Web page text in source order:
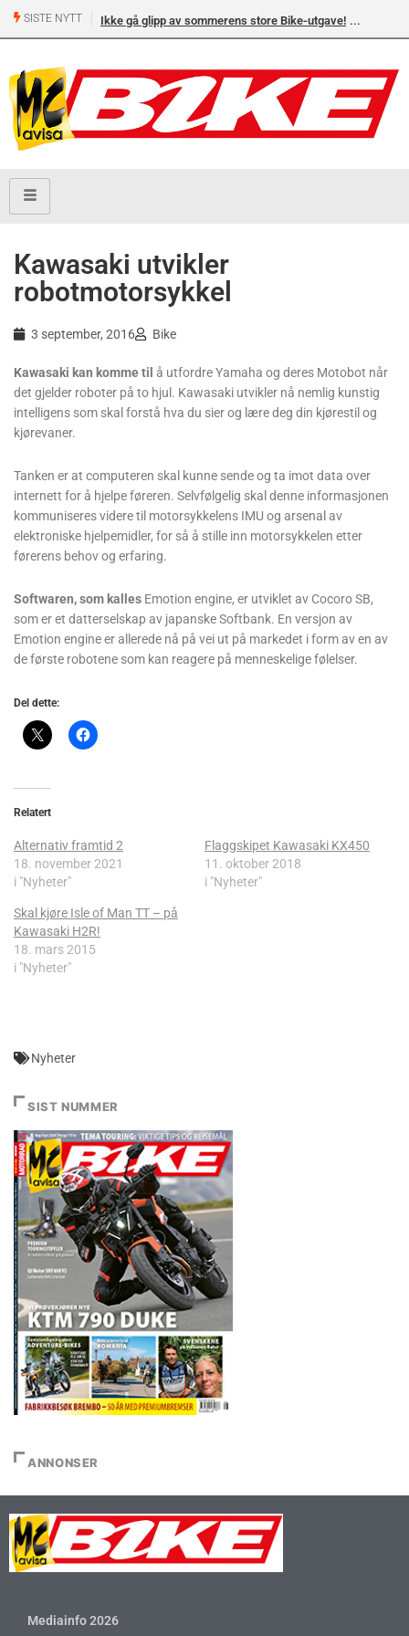
SISTE NYTT Ikke gå glipp av sommerens store Bike-utgave!
Kawasaki utvikler
robotmotorsykkel
3 september, 2016 Bike
Kawasaki kan komme til å utfordre Yamaha og deres Motobot når
det gjelder roboter på to hjul. Kawasaki utvikler nå nemlig kunstig
intelligens som skal forstå hva du sier og lære deg din kjørestil og
kjørevaner.
Tanken er at computeren skal kunne sende og ta imot data over
internett for å hjelpe føreren. Selvfølgelig skal denne informasjonen
kommuniseres videre til motorsykkelens IMU og arsenal av
elektroniske hjelpemidler, for så å stille inn motorsykkelen etter
førerens behov og erfaring.
Softwaren, som kalles Emotion engine, er utviklet av Cocoro SB,
som er et datterselskap av japanske Softbank. En versjon av
Emotion engine er allerede nå på vei ut på markedet i form av en av
de første robotene som kan reagere på menneskelige følelser.
Del dette:
Relatert
Alternativ framtid 2
18. november 2021
i "Nyheter"
Flaggskipet Kawasaki KX450
11. oktober 2018
i "Nyheter"
Skal kjøre Isle of Man TT – på
Kawasaki H2R!
18. mars 2015
i "Nyheter"
Nyheter
SIST NUMMER
ANNONSER
Mediainfo 2026